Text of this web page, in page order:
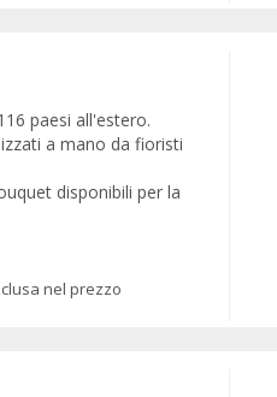
paesi all'estero.
a mano da fioristi
disponibili per la
nel prezzo